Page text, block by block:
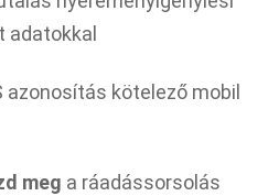
adatokkal
kötelező mobil
meg a ráadássorsolás